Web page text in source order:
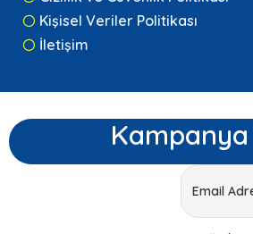
Kişisel Veriler Politikası
İletişim
Kampanya